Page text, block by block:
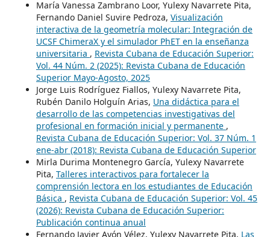
María Vanessa Zambrano Loor, Yulexy Navarrete Pita,
Fernando Daniel Suvire Pedroza, Visualización
interactiva de la geometría molecular: Integración de
UCSF ChimeraX y el simulador PhET en la enseñanza
universitaria , Revista Cubana de Educación Superior:
Vol. 44 Núm. 2 (2025): Revista Cubana de Educación
Superior Mayo-Agosto, 2025
Jorge Luis Rodríguez Fiallos, Yulexy Navarrete Pita,
Rubén Danilo Holguín Arias, Una didáctica para el
desarrollo de las competencias investigativas del
profesional en formación inicial y permanente ,
Revista Cubana de Educación Superior: Vol. 37 Núm. 1
ene-abr (2018): Revista Cubana de Educación Superior
Mirla Durima Montenegro García, Yulexy Navarrete
Pita, Talleres interactivos para fortalecer la
comprensión lectora en los estudiantes de Educación
Básica , Revista Cubana de Educación Superior: Vol. 45
(2026): Revista Cubana de Educación Superior:
Publicación continua anual
Fernando Javier Ayón Vélez, Yulexy Navarrete Pita, Las